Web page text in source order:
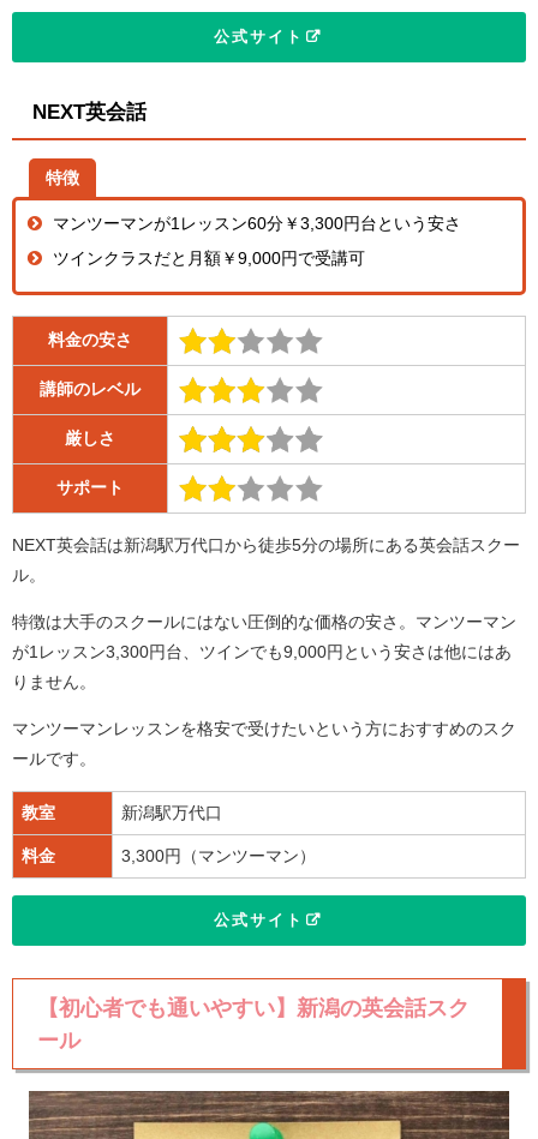
公式サイト
NEXT英会話
特徴
マンツーマンが1レッスン60分￥3,300円台という安さ
ツインクラスだと月額￥9,000円で受講可
料金の安さ
講師のレベル
厳しさ
サポート
NEXT英会話は新潟駅万代口から徒歩5分の場所にある英会話スクー
ル。
特徴は大手のスクールにはない圧倒的な価格の安さ。マンツーマン
が1レッスン3,300円台、ツインでも9,000円という安さは他にはあ
りません。
マンツーマンレッスンを格安で受けたいという方におすすめのスク
ールです。
教室 新潟駅万代口
料金 3,300円（マンツーマン）
公式サイト
【初心者でも通いやすい】新潟の英会話スク
ール